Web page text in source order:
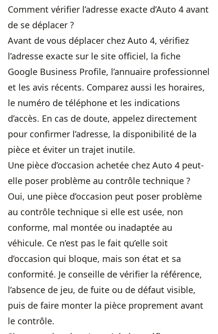
Comment vérifier l’adresse exacte d’Auto 4 avant
de se déplacer ?
Avant de vous déplacer chez Auto 4, vérifiez
l’adresse exacte sur le site officiel, la fiche
Google Business Profile, l’annuaire professionnel
et les avis récents. Comparez aussi les horaires,
le numéro de téléphone et les indications
d’accès. En cas de doute, appelez directement
pour confirmer l’adresse, la disponibilité de la
pièce et éviter un trajet inutile.
Une pièce d’occasion achetée chez Auto 4 peut-
elle poser problème au contrôle technique ?
Oui, une pièce d’occasion peut poser problème
au contrôle technique si elle est usée, non
conforme, mal montée ou inadaptée au
véhicule. Ce n’est pas le fait qu’elle soit
d’occasion qui bloque, mais son état et sa
conformité. Je conseille de vérifier la référence,
l’absence de jeu, de fuite ou de défaut visible,
puis de faire monter la pièce proprement avant
le contrôle.